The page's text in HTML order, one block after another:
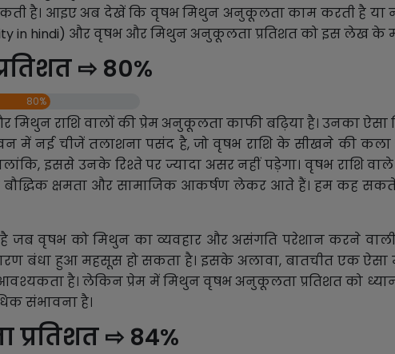
है। आइए अब देखें कि वृषभ मिथुन अनुकूलता काम करती है या
in hindi) और वृषभ और मिथुन अनुकूलता प्रतिशत को इस लेख के
⇨ 80%
80%
राशि वालों की प्रेम अनुकूलता काफी बढ़िया है। उनका ऐसा
में नई चीजें तलाशना पसंद है, जो वृषभ राशि के सीखने की कला
इससे उनके रिश्ते पर ज्यादा असर नहीं पड़ेगा। वृषभ राशि
बौद्धिक क्षमता और सामाजिक आकर्षण लेकर आते हैं। हम कह
वृषभ को मिथुन का व्यवहार और असंगति परेशान करने
बंधा हुआ महसूस हो सकता है। इसके अलावा, बातचीत एक ऐसा
है। लेकिन प्रेम में मिथुन वृषभ अनुकूलता प्रतिशत को ध्यान
संभावना है।
⇨ 84%